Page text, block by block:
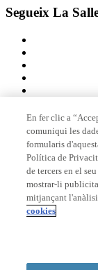
Segueix La
Membre de
Acreditacions
© 2026 La Salle
En fer clic a
comuniqui les
formularis
Política de
de tercers en el
mostrar-li
mitjançant
cookies